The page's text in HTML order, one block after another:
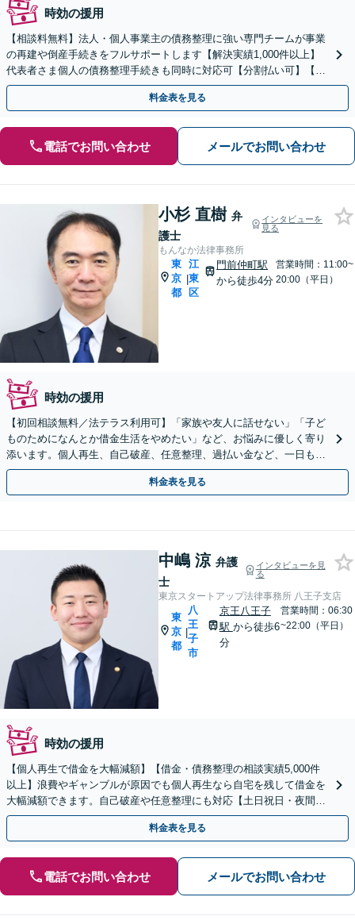
時効の援用
【相談料無料】法人・個人事業主の債務整理に強い専門チームが事業
の再建や倒産手続きをフルサポートします【解決実績1,000件以上】
代表者さま個人の債務整理手続きも同時に対応可【分割払い可】【後
払い応相談】【夜間・休日相談可】
料金表を見る
電話でお問い合わせ メールでお問い合わせ
小杉 直樹 弁
護士
インタビューを
見る
もんなか法律事務所
東
京
都
|
江
東
区
門前仲町駅
から徒歩4分
営業時間：11:00~
20:00（平日）
時効の援用
【初回相談無料／法テラス利用可】「家族や友人に話せない」「子ど
ものためになんとか借金生活をやめたい」など、お悩みに優しく寄り
添います。個人再生、自己破産、任意整理、過払い金など、一日も早
いご相談を！【弁護士歴15年以上】【門前仲町駅4分】
料金表を見る
中嶋 涼 弁護
士
インタビューを見
る
東京スタートアップ法律事務所 八王子支店
東
京
都
|
八
王
子
市
京王八王子
駅 から徒歩6
分
営業時間：06:30
~22:00（平日）
時効の援用
【個人再生で借金を大幅減額】【借金・債務整理の相談実績5,000件
以上】浪費やギャンブルが原因でも個人再生なら自宅を残して借金を
大幅減額できます。自己破産や任意整理にも対応【土日祝日・夜間も
相談受付】【費用の分割払い可】初回相談料は0円
料金表を見る
電話でお問い合わせ メールでお問い合わせ